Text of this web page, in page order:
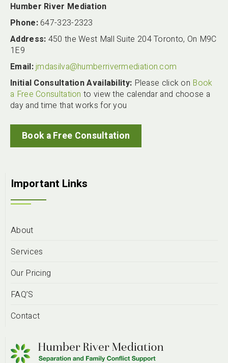
Humber River Mediation
Phone:647-323-2323
Address: 450 the West Mall Suite 204 Toronto, On M9C
1E9
Email:jmdasilva@humberrivermediation.com
Initial Consultation Availability: Please click on Book
a Free Consultation to view the calendar and choose a
day and time that works for you
Book a Free Consultation
Important Links
About
Services
Our Pricing
FAQ’S
Contact